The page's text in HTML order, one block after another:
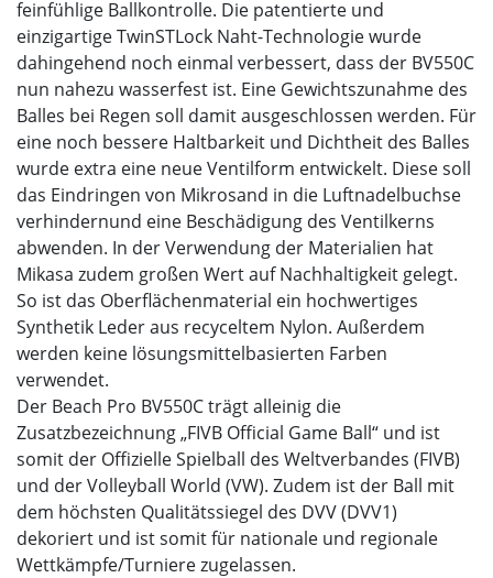
feinfühlige Ballkontrolle. Die patentierte und
einzigartige TwinSTLock Naht-Technologie wurde
dahingehend noch einmal verbessert, dass der BV550C
nun nahezu wasserfest ist. Eine Gewichtszunahme des
Balles bei Regen soll damit ausgeschlossen werden. Für
eine noch bessere Haltbarkeit und Dichtheit des Balles
wurde extra eine neue Ventilform entwickelt. Diese soll
das Eindringen von Mikrosand in die Luftnadelbuchse
verhindernund eine Beschädigung des Ventilkerns
abwenden. In der Verwendung der Materialien hat
Mikasa zudem großen Wert auf Nachhaltigkeit gelegt.
So ist das Oberflächenmaterial ein hochwertiges
Synthetik Leder aus recyceltem Nylon. Außerdem
werden keine lösungsmittelbasierten Farben
verwendet.
Der Beach Pro BV550C trägt alleinig die
Zusatzbezeichnung „FIVB Official Game Ball“ und ist
somit der Offizielle Spielball des Weltverbandes (FIVB)
und der Volleyball World (VW). Zudem ist der Ball mit
dem höchsten Qualitätssiegel des DVV (DVV1)
dekoriert und ist somit für nationale und regionale
Wettkämpfe/Turniere zugelassen.